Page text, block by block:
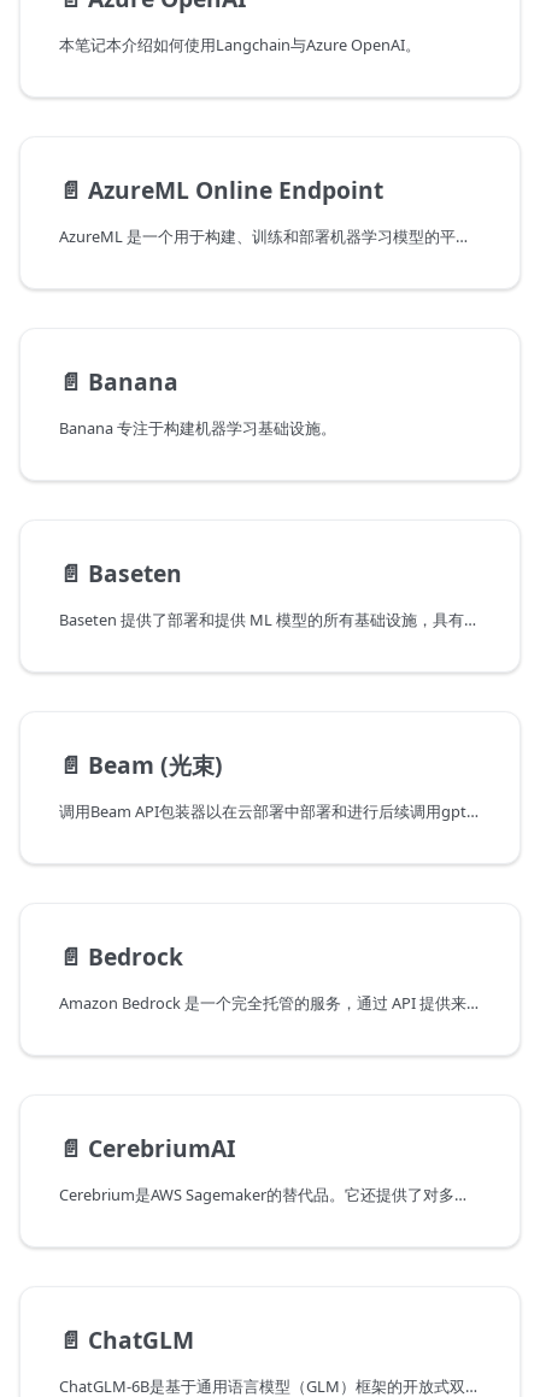
本笔记本介绍如何使用Langchain与Azure OpenAI。
📄️ AzureML Online Endpoint
AzureML 是一个用于构建、训练和部署机器学习模型的平台。用户可以在模型目录中探索要部署的模型类型，该目录提供了 Azure 基础模型和 OpenAI 模型。Azure 基础模型包括各种开源模型和流行的 Hugging Face 模型。用户还可以将自己喜欢的模型导入到 AzureML 中。
📄️ Banana
Banana 专注于构建机器学习基础设施。
📄️ Baseten
Baseten 提供了部署和提供 ML 模型的所有基础设施，具有高性能、可扩展和高效的成本。
📄️ Beam (光束)
调用Beam API包装器以在云部署中部署和进行后续调用gpt2 LLM实例。需要安装Beam库并注册Beam客户端ID和客户端密钥。通过调用包装器创建并运行模型实例，并返回与提示相关的文本。然后可以通过直接调用Beam API进行其他调用。
📄️ Bedrock
Amazon Bedrock 是一个完全托管的服务，通过 API 提供来自领先人工智能初创公司和亚马逊的 FMs，因此您可以从各种 FMs 中选择最适合您用例的模型。
📄️ CerebriumAI
Cerebrium是AWS Sagemaker的替代品。它还提供了对多个LLM模型的API访问。
📄️ ChatGLM
ChatGLM-6B是基于通用语言模型（GLM）框架的开放式双语语言模型，具有62亿个参数。通过量化技术，用户可以在消费级显卡上进行本地部署（仅需要6GB的GPU内存，在INT4量化级别下）。